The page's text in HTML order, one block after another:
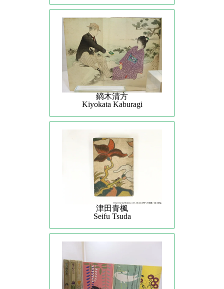
鏑木清方
Kiyokata Kaburagi
津田青楓
Seifu Tsuda